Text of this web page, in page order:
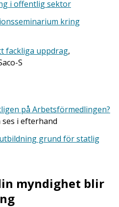
i offentlig sektor
kring
fackliga uppdrag,
S
på Arbetsförmedlingen?
ses i efterhand
grund för statlig
myndighet blir